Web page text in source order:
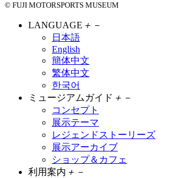
© FUJI MOTORSPORTS MUSEUM
LANGUAGE ＋ －
日本語
English
簡体中文
繁体中文
한국어
ミュージアムガイド ＋ －
コンセプト
展示テーマ
レジェンドストーリーズ
展示アーカイブ
ショップ＆カフェ
利用案内 ＋ －